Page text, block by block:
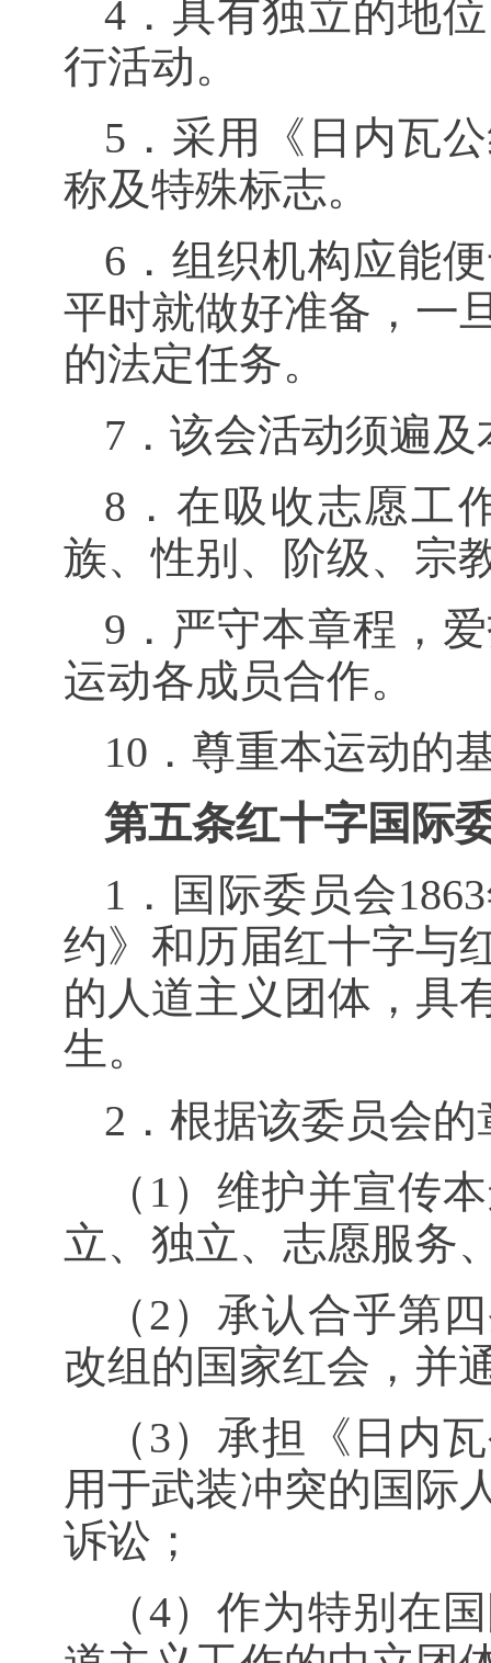
4．具有独立的地
行活动。
5．采用《日内瓦
称及特殊标志。
6．组织机构应能
平时就做好准备，一
的法定任务。
7．该会活动须遍
8．在吸收志愿工
族、性别、阶级、宗
9．严守本章程，
运动各成员合作。
10．尊重本运动的
第五条红十字国际
1．国际委员会1863
约》和历届红十字与
的人道主义团体，具
生。
2．根据该委员会
（ 1 ）维护并宣传
立、独立、志愿服务
（2 ）承认合乎第
改组的国家红会，并
（ 3）承担《日内
用于武装冲突的国际
诉讼；
（4）作为特别在